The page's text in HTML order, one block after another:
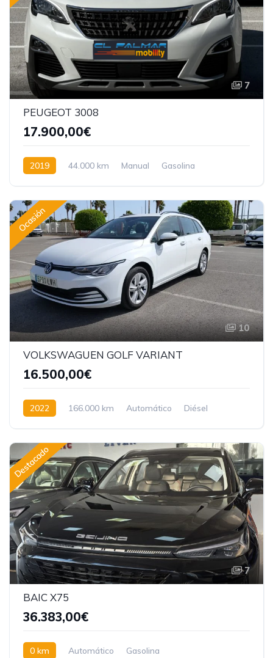
7
PEUGEOT 3008
17.900,00€
2019 44.000 km Manual Gasolina
Ocasión
10
VOLKSWAGUEN GOLF VARIANT
16.500,00€
2022 166.000 km Automático Diésel
Destacado
7
BAIC X75
36.383,00€
0 km Automático Gasolina